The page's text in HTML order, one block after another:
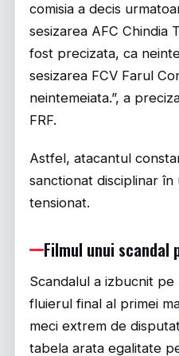
comisia a decis
sesizarea AFC Chindia
fost precizata, ca
sesizarea FCV Farul
neintemeiata.”, a
FRF.
Astfel, atacantul
sanctionat disciplinar în
tensionat.
Filmul unui
Scandalul a izbucnit
fluierul final al primei
meci extrem de
tabela arata egalitate